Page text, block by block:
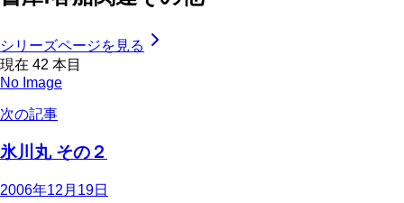
シリーズページを見る
現在 42 本目
No Image
次の記事
氷川丸 その２
2006年12月19日